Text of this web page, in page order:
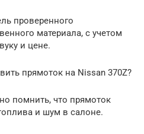
проверенного
материала, с учетом
и цене.
прямоток на Nissan 370Z?
помнить, что прямоток
и шум в салоне.